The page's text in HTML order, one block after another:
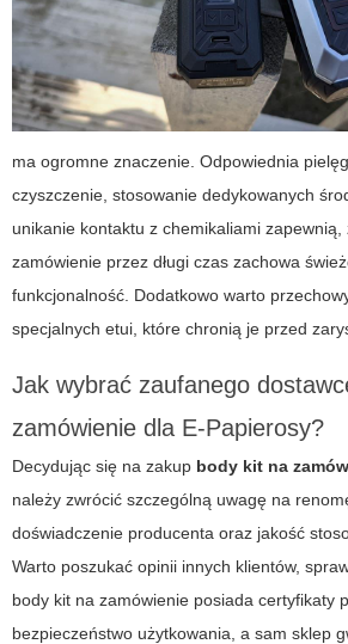
ma ogromne znaczenie. Odpowiednia
czyszczenie, stosowanie dedykowanych
unikanie kontaktu z chemikaliami zapewnią,
zamówienie przez długi czas zachowa
funkcjonalność. Dodatkowo warto
specjalnych etui, które chronią je przed
Jak wybrać zaufanego
zamówienie dla E-Papierosy?
Decydując się na zakup body kit na
należy zwrócić szczególną uwagę na
doświadczenie producenta oraz jakość
Warto poszukać opinii innych klientów,
body kit na zamówienie posiada certyfikaty
bezpieczeństwo użytkowania, a sam sklep